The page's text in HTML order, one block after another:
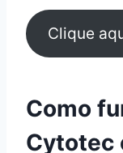
Clique
Como
Cytotec